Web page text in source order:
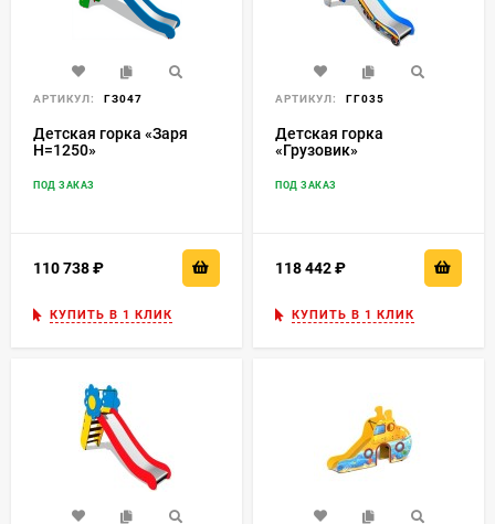
АРТИКУЛ: ГЗ047
Детская горка «Заря
H=1250»
ПОД ЗАКАЗ
110 738
КУПИТЬ В 1 КЛИК
АРТИКУЛ: ГГ035
Детская горка
«Грузовик»
ПОД ЗАКАЗ
118 442
КУПИТЬ В 1 КЛИК